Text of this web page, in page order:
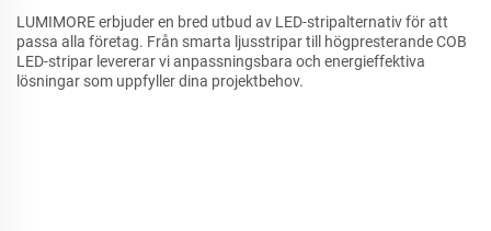
LUMIMORE erbjuder en bred utbud av LED-stripalternativ för att
passa alla företag. Från smarta ljusstripar till högpresterande COB
LED-stripar levererar vi anpassningsbara och energieffektiva
lösningar som uppfyller dina projektbehov.